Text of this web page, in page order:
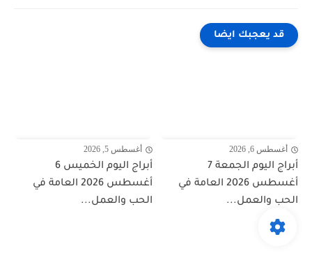
قد يعجبك ايضا
أغسطس 6, 2026
أبراج اليوم الجمعة 7
أغسطس 2026 العامة في
الحب والعمل...
أغسطس 5, 2026
أبراج اليوم الخميس 6
أغسطس 2026 العامة في
الحب والعمل...